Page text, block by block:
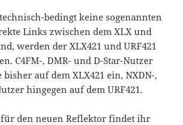
bedingt keine sogenannten
Links zwischen dem XLX und
werden der XLX421 und URF421
C4FM-, DMR- und D-Star-Nutzer
auf dem XLX421 ein, NXDN-,
hingegen auf dem URF421.
für den neuen Reflektor findet ihr